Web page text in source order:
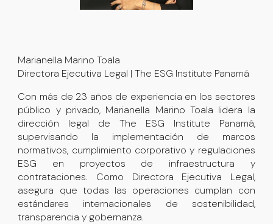
Marianella Marino Toala
Directora Ejecutiva Legal | The ESG Institute Panamá
Con más de 23 años de experiencia en los sectores
público y privado, Marianella Marino Toala lidera la
dirección legal de The ESG Institute Panamá,
supervisando la implementación de marcos
normativos, cumplimiento corporativo y regulaciones
ESG en proyectos de infraestructura y
contrataciones. Como Directora Ejecutiva Legal,
asegura que todas las operaciones cumplan con
estándares internacionales de sostenibilidad,
transparencia y gobernanza.